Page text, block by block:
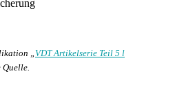
„VDT Artikelserie Teil 5 l
Quelle.